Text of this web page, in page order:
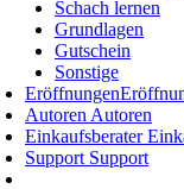
Schach lernen
Grundlagen
Gutschein
Sonstige
Eröffnungen
Autoren Autoren
Einkaufsberater
Support Support